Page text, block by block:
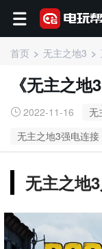
首页 无主之地3
《无主之
2022-11-16 无
无主之地3强电连接
无主之地